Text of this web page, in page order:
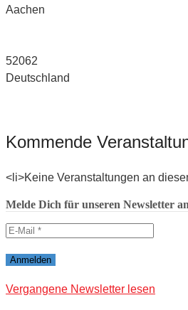
Aachen
52062
Deutschland
Kommende
<li>Keine Veranstaltungen an
Melde Dich für unseren Newsletter
Vergangene Newsletter lesen